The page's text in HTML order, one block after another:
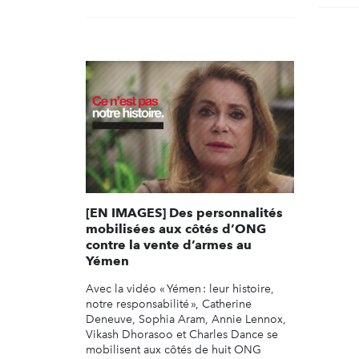
[EN IMAGES] Des personnalités
mobilisées aux côtés d’ONG
contre la vente d’armes au
Yémen
Avec la vidéo « Yémen : leur histoire,
notre responsabilité », Catherine
Deneuve, Sophia Aram, Annie Lennox,
Vikash Dhorasoo et Charles Dance se
mobilisent aux côtés de huit ONG